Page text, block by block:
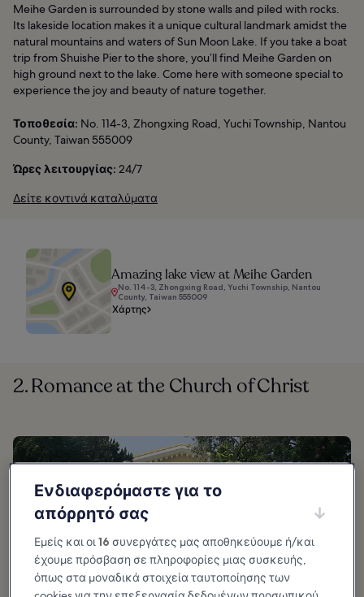
Meihe Garden is surrounded by stone walls and piled with rocks.
Its lakeside location makes it a unique cultural landmark amidst the
natural mountains and waters of Sun Moon Lake. If you take a boat
trip from Shuishe Pier to the shore, you’ll find Meihe Garden on
high ground next to the lake. Come here with someone special to
experience the joy and beauty of nature together.
Τοποθεσία: No. 114-3, Zhongxing Road, Yuchi Township, Nantou
County, Taiwan 555009
Ώρες λειτουργίας: 24/7
Δείτε κοντινά καταλύματα
Amazing lake view at Meihe Garden
No. 114-3, Zhongxing Road, Yuchi Township, Nantou
County, Taiwan 555009
Χάρτης
2. Romance at the Church of Christ
Ενδιαφερόμαστε για το
απόρρητό σας
Εμείς και οι16 συνεργάτες μας αποθηκεύουμε ή/και
έχουμε πρόσβαση σε πληροφορίες μιας συσκευής,
όπως στα μοναδικά στοιχεία ταυτοποίησης των